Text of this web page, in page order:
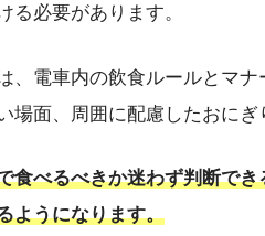
る必要があります。
、電車内の飲食ルールとマ
場面、周囲に配慮したおに
食べるべきか迷わず判断で
ようになります。